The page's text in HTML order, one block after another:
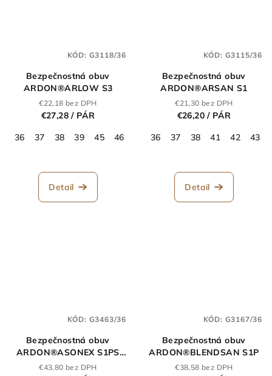
Bezpečnostná obuv
ARDON®ARLOW S3
€22,18 bez DPH
€27,28/ PÁR
36
37 38 39 45 46 48
Detail
KÓD: G3118/36
Bezpečnostná obuv
ARDON®ARSAN S1
€21,30 bez DPH
€26,20/ PÁR
36
37 38 41 42 43
Detail
KÓD: G3115/36
Bezpečnostná obuv
ARDON®ASONEX S1PS
ESD čierna
€43,80 bez DPH
KÓD: G3463/36
Bezpečnostná obuv
ARDON®BLENDSAN S1P
€38,58 bez DPH
KÓD: G3167/36